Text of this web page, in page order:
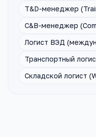
T&D-менеджер
C&B-менеджер
Логист ВЭД
Транспортный
Складской логист